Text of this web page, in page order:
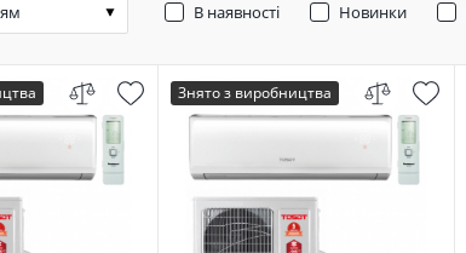
В наявності Новинки
Знято з виробництва